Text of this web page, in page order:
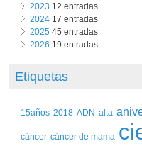
2023 12 entradas
2024 17 entradas
2025 45 entradas
2026 19 entradas
Etiquetas
15años 2018 ADN alta
cáncer cáncer de mama